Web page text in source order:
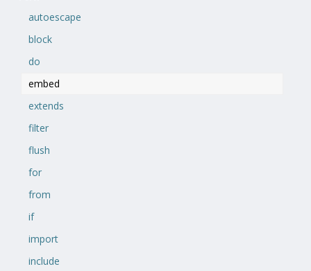
autoescape
block
do
embed
extends
filter
flush
for
from
if
import
include